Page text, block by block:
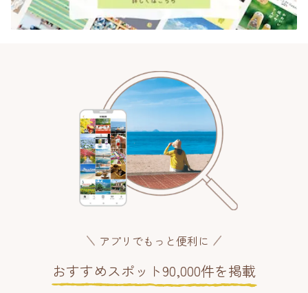
アプリでもっと便利に
おすすめスポット90,000件を掲載